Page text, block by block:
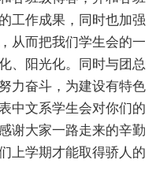
工作成果，同时也加强
从而把我们学生会的一
、阳光化。同时与团总
力奋斗，为建设有特色
中文系学生会对你们的
谢大家一路走来的辛勤
上学期才能取得骄人的